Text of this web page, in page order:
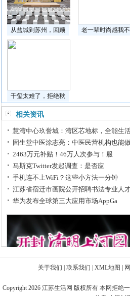
从盐城到苏州，回顾 老一辈时尚感我
千玺太难了，拒绝秋
相关资讯
慧湾中心玖誉城：湾区芯地标，全能生
固生堂中医涂志亮：中医民营机构也能
2463万元补贴！46万人次参与！服
马斯克Twitter发起调查：是否应
手机连不上WiFi？这些小方法一分钟
江苏省宿迁市画院公开招聘书法专业人
华为发布全球第三大应用市场AppGa
关于我们 联系我们 XML地图
Copyright 2026 江苏生活网 版权所有 本网拒绝